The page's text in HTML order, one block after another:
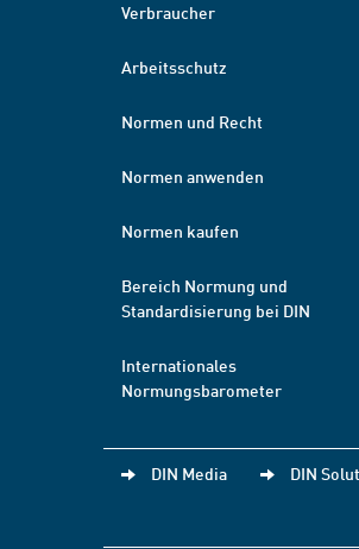
Verbraucher
Arbeitsschutz
Normen und Recht
Normen anwenden
Normen kaufen
Bereich Normung und
Standardisierung bei DIN
Internationales
Normungsbarometer
DIN Media DIN